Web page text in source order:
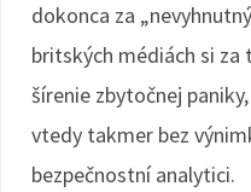
dokonca za
britských médiách si za
šírenie zbytočnej
vtedy takmer bez
bezpečnostní analytici.